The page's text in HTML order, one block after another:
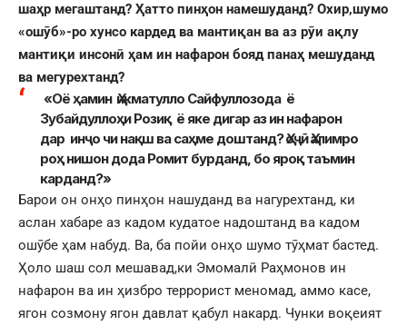
шаҳр мегаштанд? Ҳатто пинҳон намешуданд? Охир,шумо
«ошӯб»-ро хунсо кардед ва мантиқан ва аз рӯи ақлу
мантиқи инсонӣ ҳам ин нафарон бояд панаҳ мешуданд
ва мегурехтанд?
«Оё ҳамин Ҳикматулло Сайфуллозода ё
Зубайдуллоҳи Розиқ ё яке дигар аз ин нафарон
дар инҷо чи нақш ва саҳме доштанд? Ҳоҷӣ Ҳалимро
роҳ нишон дода Ромит бурданд, бо яроқ таъмин
карданд?»
Барои он онҳо пинҳон нашуданд ва нагурехтанд, ки
аслан хабаре аз кадом кудатое надоштанд ва кадом
ошӯбе ҳам набуд. Ва, ба пойи онҳо шумо тӯҳмат бастед.
Ҳоло шаш сол мешавад,ки Эмомалӣ Раҳмонов ин
нафарон ва ин ҳизбро террорист меномад, аммо касе,
ягон созмону ягон давлат қабул накард. Чунки воқеият